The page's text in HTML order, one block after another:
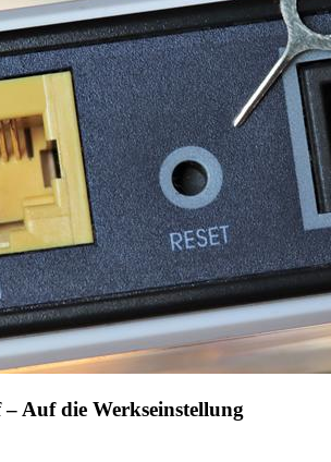
Auf die Werkseinstellung